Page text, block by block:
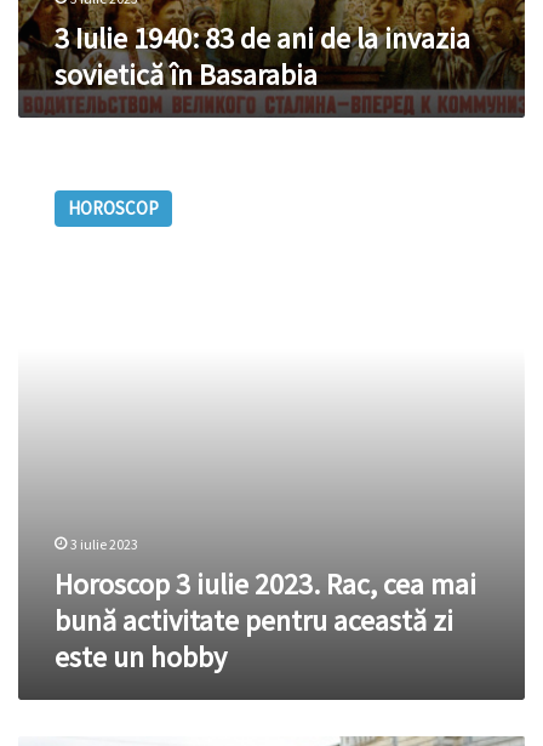
în
Basarabia
3 Iulie 1940: 83 de ani de la invazia
sovietică în Basarabia
HOROSCOP
3 iulie 2023
Horoscop 3 iulie 2023. Rac, cea mai
bună activitate pentru această zi
este un hobby